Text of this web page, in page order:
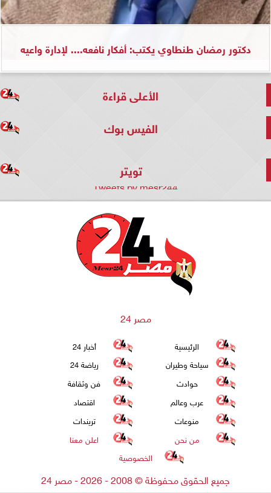
دكتور رمضان طنطاوي يكتب: أفكار نافعه.... لإدارة واعيه
الأعلى قراءة
الفيس بوك
تويتر
Tweets by mesr244
مصر 24
الرئيسية
أخبار 24
سياحة وطيران
رياضة 24
حوادث
فن وثقافة
عرب وعالم
اقتصاد
منوعات
تريندات
من نحن
اعلن معنا
الخصوصية
جميع الحقوق محفوظة©